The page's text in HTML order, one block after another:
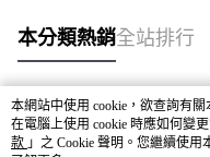
本分類熱銷全站排行
熱門標籤
本網站中使用 cookie，欲查詢有
在電腦上使用 cookie 時應如何變
款 」之 Cookie 聲明。您繼續使